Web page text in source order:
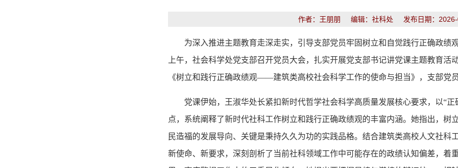
作者：王朋朋 编辑：社科处 发布日期：
为深入推进主题教育走深走实，引导支部党员牢固树立和自觉践行正确政绩
上午， 社会科学处党支部召开党员大会，扎实开展党支部书记讲党课主题教育活
《树立和践行正确政绩观——建筑类高校社会科学工作的使命与担当》，支部党
党课伊始，王淑华处长紧扣新时代哲学社会科学高质量发展核心要求，以“正
点，系统阐释了新时代社科工作树立和践行正确政绩观的丰富内涵。她指出，树
民造福的发展导向、 关键是秉持久久为功的实践品格。结合建筑类高校人文社科
新使命、新要求，深刻剖析了当前社科领域工作中可能存在的政绩认知偏差，着